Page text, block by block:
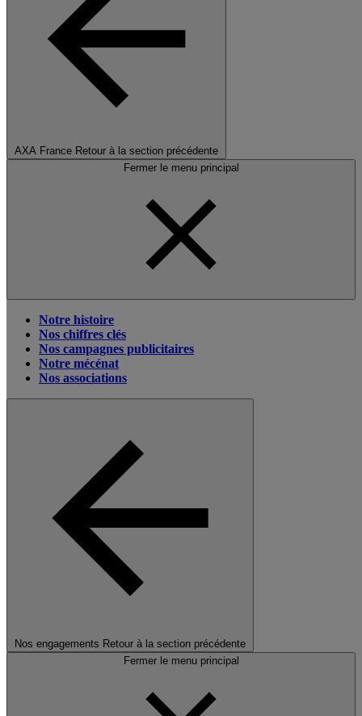
AXA France Retour à la section précédente
Fermer le menu principal
Notre histoire
Nos chiffres clés
Nos campagnes publicitaires
Notre mécénat
Nos associations
Nos engagements Retour à la section précédente
Fermer le menu principal